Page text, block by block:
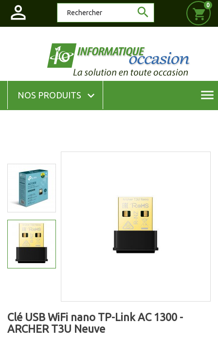
  shopping_cart
0
NOS PRODUITS  menu
Clé USB WiFi nano TP-Link AC 1300 -
ARCHER T3U Neuve